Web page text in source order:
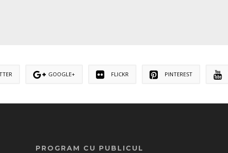
GOOGLE+ FLICKR PINTEREST
PROGRAM CU PUBLICUL